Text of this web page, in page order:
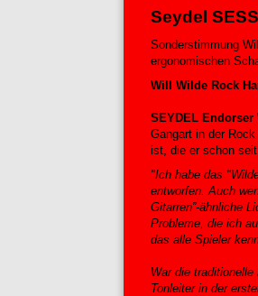
Seydel
Sonderstimmung
ergonomischen
Will Wilde Rock
SEYDEL
Gangart in der
ist, die er schon
"Ich habe das
entworfen. Auch
Gitarren”-ähnliche
Probleme, die ich
das alle Spieler
War die
Tonleiter in der